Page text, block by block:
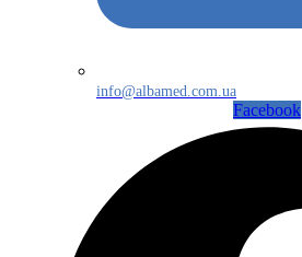
info@albamed.com.ua
Facebook